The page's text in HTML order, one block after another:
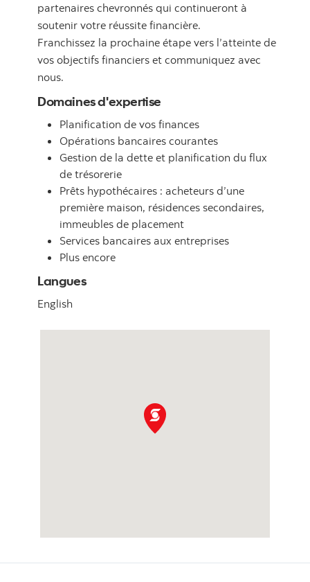
partenaires chevronnés qui continueront à
soutenir votre réussite financière.
Franchissez la prochaine étape vers l’atteinte de
vos objectifs financiers et communiquez avec
nous.
Domaines d'expertise
Planification de vos finances
Opérations bancaires courantes
Gestion de la dette et planification du flux
de trésorerie
Prêts hypothécaires : acheteurs d’une
première maison, résidences secondaires,
immeubles de placement
Services bancaires aux entreprises
Plus encore
Langues
English